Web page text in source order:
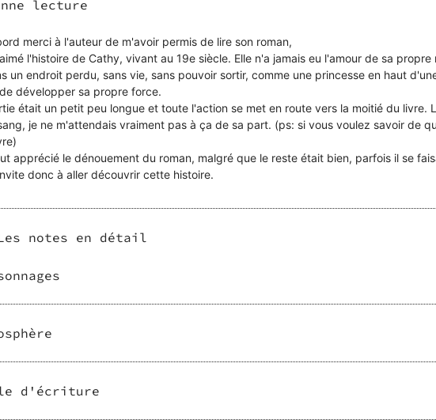
lecture
merci à l'auteur de m'avoir permis de lire son roman,
l'histoire de Cathy, vivant au 19e siècle. Elle n'a jamais eu l'amour de sa propre
un endroit perdu, sans vie, sans pouvoir sortir, comme une princesse en haut
développer sa propre force.
était un petit peu longue et toute l'action se met en route vers la moitié du livre.
je ne m'attendais vraiment pas à ça de sa part. (ps: si vous voulez savoir de
apprécié le dénouement du roman, malgré que le reste était bien, parfois il se
donc à aller découvrir cette histoire.
notes en détail
d'écriture